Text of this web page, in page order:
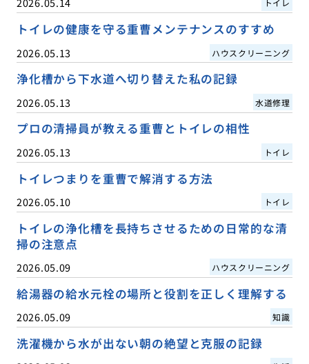
トイレ
トイレの健康を守る重曹メンテナンスのすすめ
2026.05.13 ハウスクリーニング
浄化槽から下水道へ切り替えた私の記録
2026.05.13 水道修理
プロの清掃員が教える重曹とトイレの相性
2026.05.13 トイレ
トイレつまりを重曹で解消する方法
2026.05.10 トイレ
トイレの浄化槽を長持ちさせるための日常的な清
掃の注意点
2026.05.09 ハウスクリーニング
給湯器の給水元栓の場所と役割を正しく理解する
2026.05.09 知識
洗濯機から水が出ない朝の絶望と克服の記録